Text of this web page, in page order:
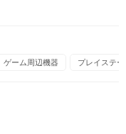
ゲーム周辺機器 プレイステ